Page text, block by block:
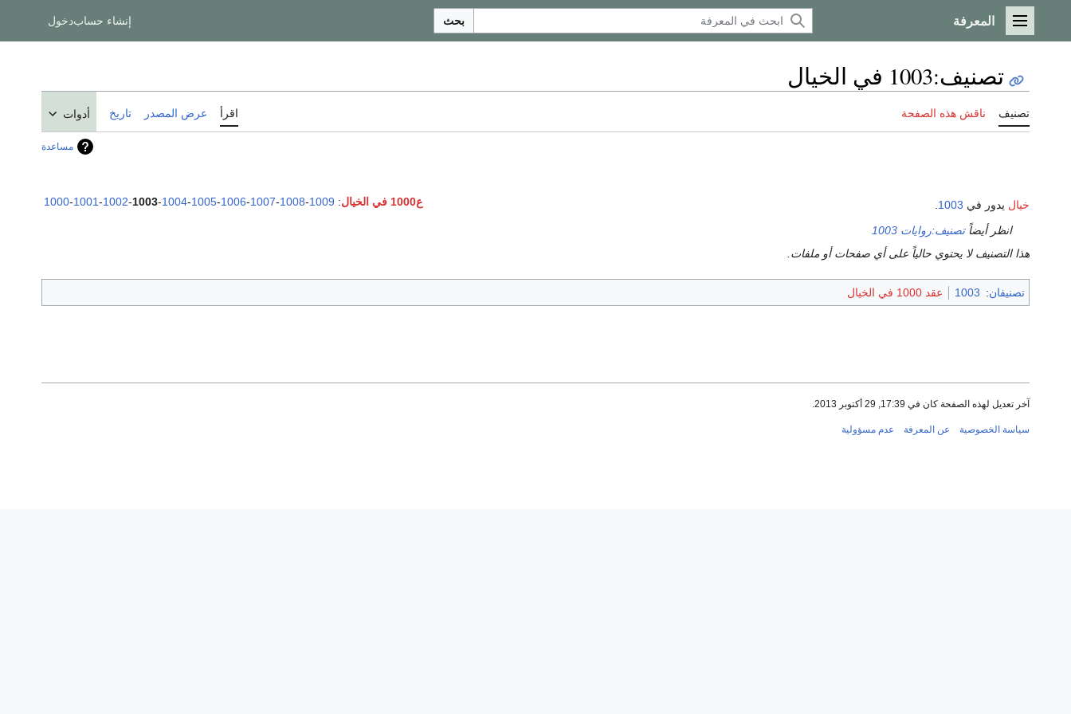
القائمة الرئيسية
المعرفة بحث إنشاء حسابدخول
تصنيف:1003 في الخيال
تصنيف ناقش هذه الصفحة اقرأ عرض المصدر تاريخ أدوات
مساعدة
ع1000 في الخيال :
1000-1001-1002-1003-1004-1005-1006-1007-1008-1009 خيال يدور في 1003
انظر أيضاًتصنيف:روايات 1003
هذا التصنيف لا يحتوي حالياً على أي صفحات أو ملفات.
تصنيفان:
1003 عقد 1000 في الخيال
آخر تعديل لهذه الصفحة كان في 17:39, 29 أكتوبر 2013.
سياسة الخصوصية عن المعرفة عدم مسؤولية